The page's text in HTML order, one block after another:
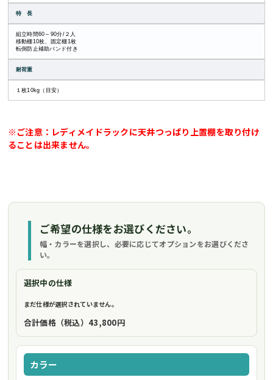
特 長
組立時間60～90分/２人
移動棚10枚、固定棚1枚
転倒防止補助バンド付き
耐荷重
１枚10kg（目安）
※ご注意：レディメイドラックに天井つっぱり上置棚を取り付け
ることは出来ません。
ご希望の仕様をお選びください。
幅・カラーを選択し、必要に応じてオプションをお選びくださ
い。
選択中の仕様
まだ仕様が選択されていません。
合計価格（税込） 43,800円
カラー